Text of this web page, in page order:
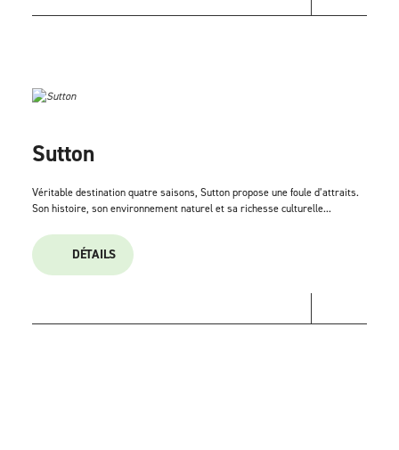
Sutton
Véritable destination quatre saisons, Sutton propose une foule d’attraits.
Son histoire, son environnement naturel et sa richesse culturelle...
DÉTAILS